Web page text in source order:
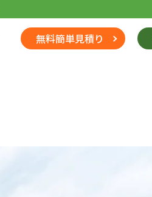
無料簡単見積り